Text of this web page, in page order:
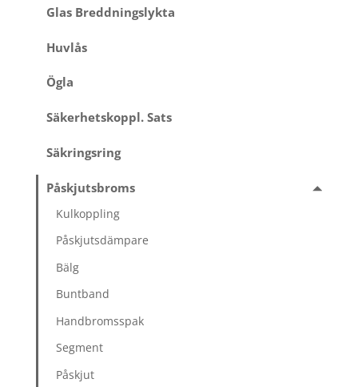
Glas Breddningslykta
Huvlås
Ögla
Säkerhetskoppl. Sats
Säkringsring
Påskjutsbroms
Kulkoppling
Påskjutsdämpare
Bälg
Buntband
Handbromsspak
Segment
Påskjut